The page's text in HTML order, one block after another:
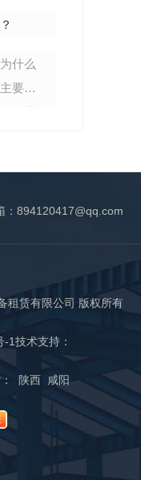
什么
要的
：894120417@qq.com
租赁有限公司 版权所有
-1技术支持：
： 陕西 咸阳